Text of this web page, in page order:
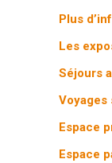
Plus
Les
Séjours
Voyages
Espace
Espace